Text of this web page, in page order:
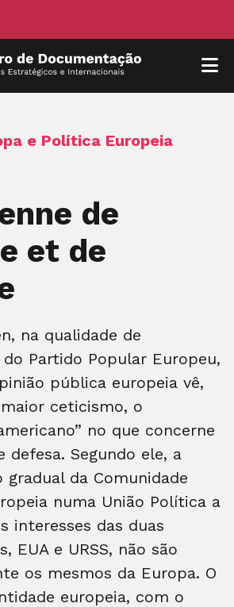
e Política Europeia
de
et de
na qualidade de
Partido Popular Europeu,
pública europeia vê,
ceticismo, o
no que concerne
defesa. Segundo ele, a
da Comunidade
numa União Política a
interesses das duas
EUA e URSS, não são
os mesmos da Europa. O
europeia, com o